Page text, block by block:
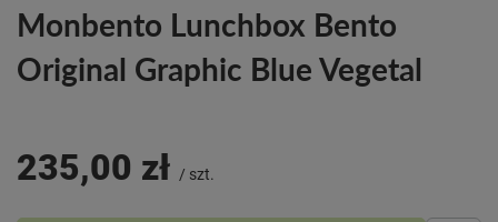
Monbento Lunchbox Bento
Original Graphic Blue Vegetal
235,00 zł / szt.